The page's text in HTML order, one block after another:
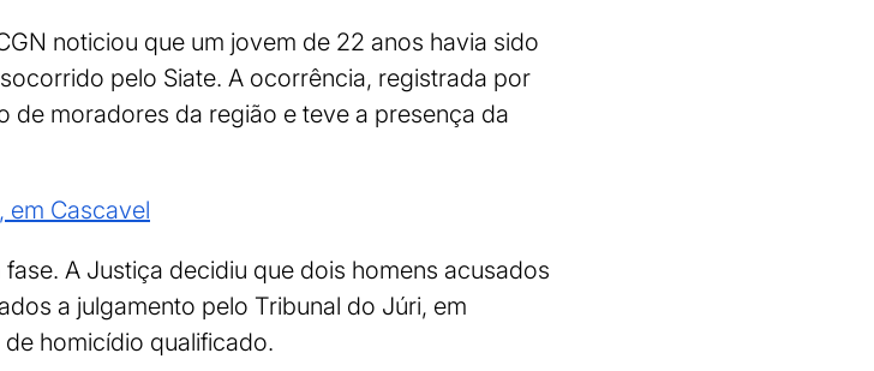
noticiou que um jovem de 22 anos havia sido
pelo Siate. A ocorrência, registrada por
de moradores da região e teve a presença da
em Cascavel
A Justiça decidiu que dois homens acusados
a julgamento pelo Tribunal do Júri, em
homicídio qualificado.